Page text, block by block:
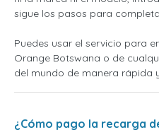
sigue los pasos para
Puedes usar el servicio para
Orange Botswana o de
del mundo de manera rápida
¿Cómo pago la recarga